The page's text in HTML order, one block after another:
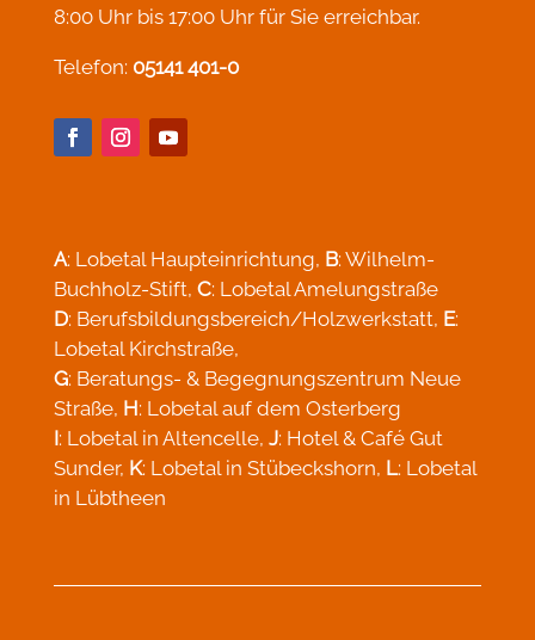
8:00 Uhr bis 17:00 Uhr für Sie erreichbar.
Telefon: 05141 401-0
A: Lobetal Haupteinrichtung, B: Wilhelm-
Buchholz-Stift, C: Lobetal Amelungstraße
D: Berufsbildungsbereich/Holzwerkstatt, E:
Lobetal Kirchstraße,
G: Beratungs- & Begegnungszentrum Neue
Straße, H: Lobetal auf dem Osterberg
I: Lobetal in Altencelle, J: Hotel & Café Gut
Sunder, K: Lobetal in Stübeckshorn, L: Lobetal
in Lübtheen